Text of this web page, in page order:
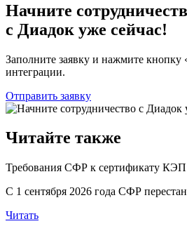
Начните
с Диадок уже сейчас!
Заполните заявку и нажмите
интеграции.
Отправить заявку
Читайте также
Требования СФР к сертификату КЭП:
С 1 сентября 2026 года СФР
Читать